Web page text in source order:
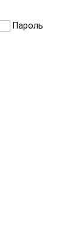
Пароль